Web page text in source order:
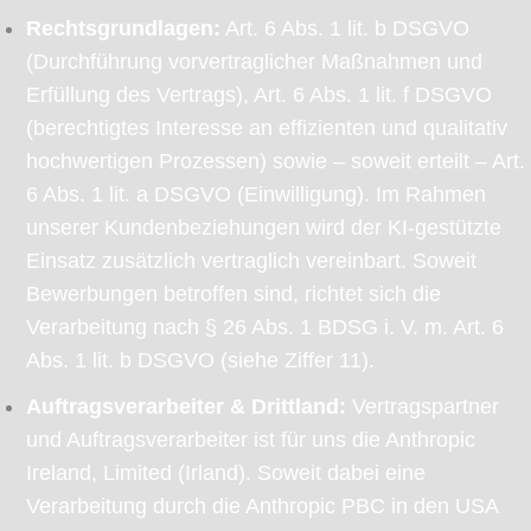
Rechtsgrundlagen: Art. 6 Abs. 1 lit. b DSGVO
(Durchführung vorvertraglicher Maßnahmen und
Erfüllung des Vertrags), Art. 6 Abs. 1 lit. f DSGVO
(berechtigtes Interesse an effizienten und qualitativ
hochwertigen Prozessen) sowie – soweit erteilt – Art.
6 Abs. 1 lit. a DSGVO (Einwilligung). Im Rahmen
unserer Kundenbeziehungen wird der KI-gestützte
Einsatz zusätzlich vertraglich vereinbart. Soweit
Bewerbungen betroffen sind, richtet sich die
Verarbeitung nach § 26 Abs. 1 BDSG i. V. m. Art. 6
Abs. 1 lit. b DSGVO (siehe Ziffer 11).
Auftragsverarbeiter & Drittland: Vertragspartner
und Auftragsverarbeiter ist für uns die Anthropic
Ireland, Limited (Irland). Soweit dabei eine
Verarbeitung durch die Anthropic PBC in den USA